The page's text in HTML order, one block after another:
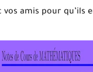
vos amis pour qu’ils